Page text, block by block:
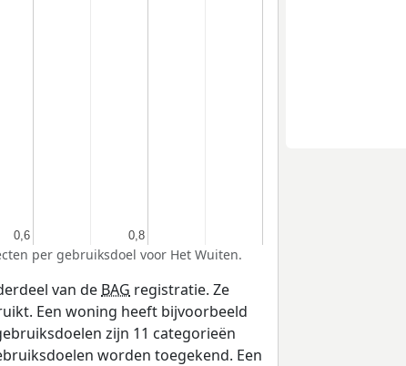
0,6
0,6 0,8
0,8
per gebruiksdoel voor Het Wuiten.
van deBAG registratie. Ze
Een woning heeft bijvoorbeeld
zijn 11 categorieën
worden toegekend. Een